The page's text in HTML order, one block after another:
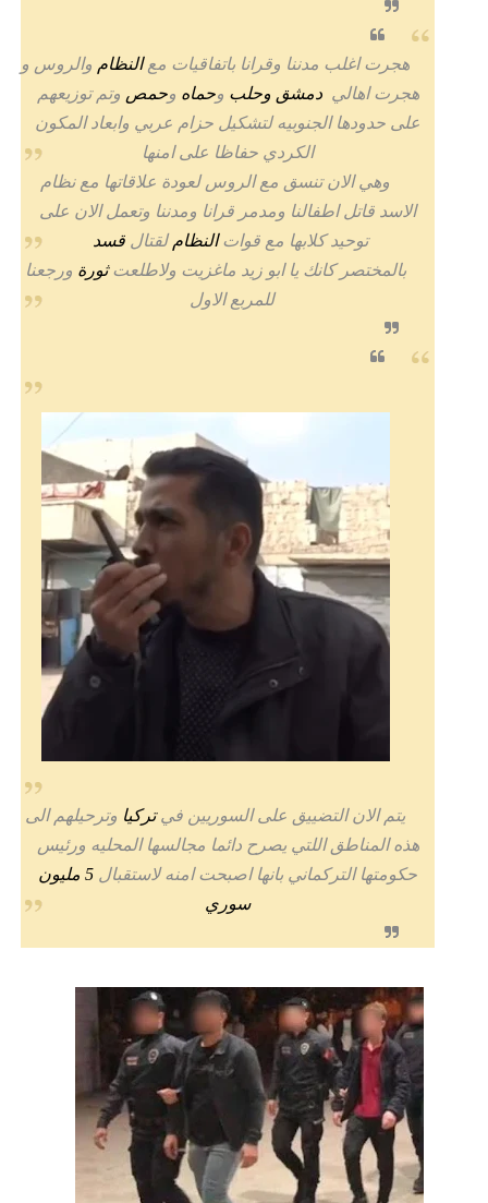
هجرت اغلب مدننا وقرانا باتفاقيات معالنظام والروس و
هجرت اهالي دمشق وحلب وحماه وحمص وتم توزيعهم
على حدودها الجنوبيه لتشكيل حزام عربي وابعاد المكون
الكردي حفاظا على امنها
وهي الان تنسق مع الروس لعودة علاقاتها مع نظام
الاسد قاتل اطفالنا ومدمر قرانا ومدننا وتعمل الان على
توحيد كلابها مع قواتالنظاملقتالقسد
بالمختصر كانك يا ابو زيد ماغزيت ولاطلعتثورة ورجعنا
للمربع الاول
يتم الان التضييق على السوريين فيتركيا وترحيلهم الى
هذه المناطق اللتي يصرح دائما مجالسها المحليه ورئيس
حكومتها التركماني بانها اصبحت امنه لاستقبال
5 مليون
سوري